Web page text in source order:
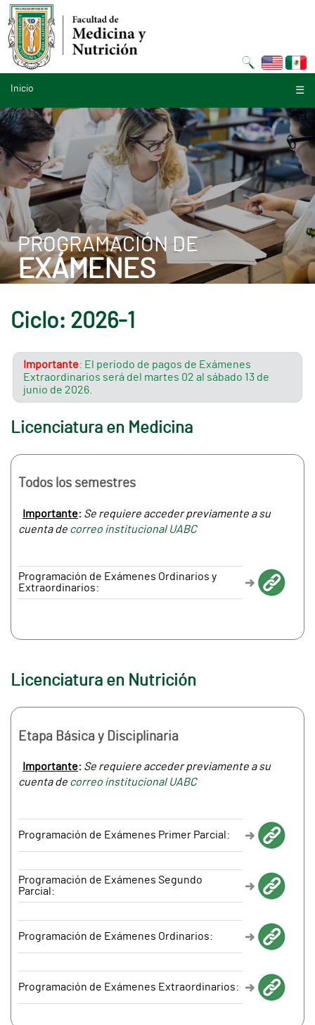
Inicio ☰
PROGRAMACIÓN DE
EXÁMENES
Ciclo: 2026-1
Importante: El período de pagos de Exámenes
Extraordinarios será del martes 02 al sábado 13 de
junio de 2026.
Licenciatura en Medicina
Todos los semestres
Importante: Se requiere acceder previamente a su
cuenta de correo institucional UABC
Programación de Exámenes Ordinarios y
Extraordinarios:
Licenciatura en Nutrición
Etapa Básica y Disciplinaria
Importante: Se requiere acceder previamente a su
cuenta de correo institucional UABC
Programación de Exámenes Primer Parcial:
Programación de Exámenes Segundo
Parcial:
Programación de Exámenes Ordinarios:
Programación de Exámenes Extraordinarios: